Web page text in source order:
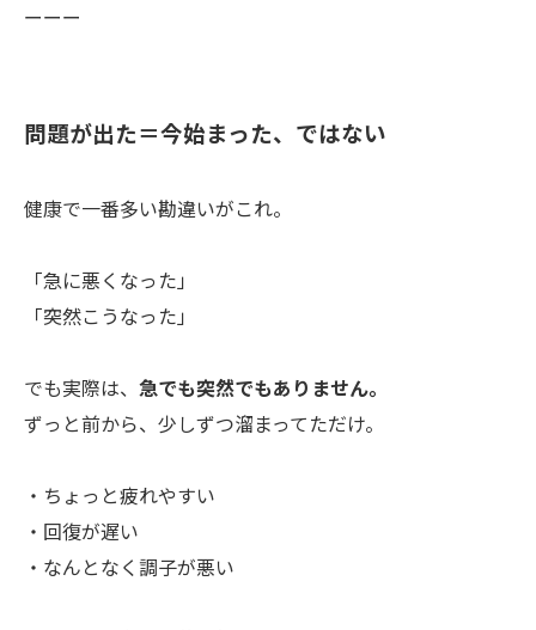
ーーー
問題が出た＝今始まった、ではない
健康で一番多い勘違いがこれ。
「急に悪くなった」
「突然こうなった」
でも実際は、 急でも突然でもありません。
ずっと前から、少しずつ溜まってただけ。
・ちょっと疲れやすい
・回復が遅い
・なんとなく調子が悪い